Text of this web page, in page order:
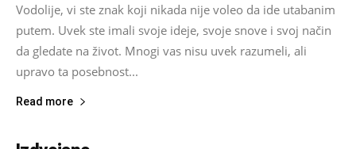
Vodolije, vi ste znak koji nikada nije voleo da ide utabanim
putem. Uvek ste imali svoje ideje, svoje snove i svoj način
da gledate na život. Mnogi vas nisu uvek razumeli, ali
upravo ta posebnost...
Read more